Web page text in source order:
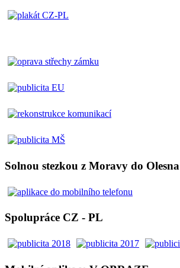
Solnou stezkou z Moravy do Olesna
Spolupráce CZ - PL